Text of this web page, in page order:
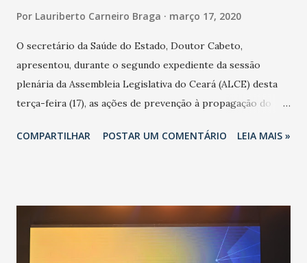
Por Lauriberto Carneiro Braga março 17, 2020
O secretário da Saúde do Estado, Doutor Cabeto,
apresentou, durante o segundo expediente da sessão
plenária da Assembleia Legislativa do Ceará (ALCE) desta
terça-feira (17), as ações de prevenção à propagação do
adotadas pelo Governo do Estado na contenção da
população suspeita e de cuidados com os ambientes
públicos e domiciliares. “Nós não estamos vivendo uma
epidemia comum, como temos em todos os anos, com
COMPARTILHAR POSTAR UM COMENTÁRIO LEIA MAIS »